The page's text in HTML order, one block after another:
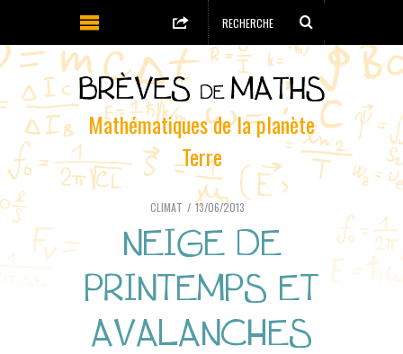
Mathématiques de la planète
Terre
CLIMAT 13/06/2013
NEIGE DE
PRINTEMPS ET
AVALANCHES